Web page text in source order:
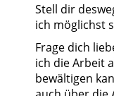
Stell dir
ich möglichst
Frage dich
ich die Arbeit
bewältigen